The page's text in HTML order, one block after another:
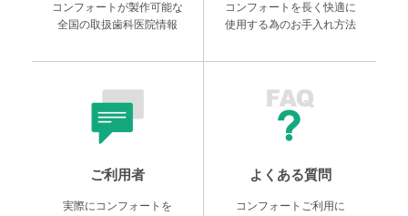
コンフォートが製作可能な
全国の取扱歯科医院情報
コンフォートを長く快適に
使用する為のお手入れ方法
ご利用者
実際にコンフォートを
よくある質問
コンフォートご利用に